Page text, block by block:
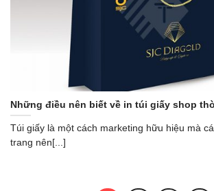
Những điều nên biết về in túi giấy shop
Túi giấy là một cách marketing hữu hiệu mà
trang nên[...]